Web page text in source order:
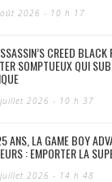
2026 - 10 h 17
CREED
SOMPTUEUX QUI
2026 - 10 h 37
ANS, LA GAME BOY
: EMPORTER LA
2026 - 14 h 48